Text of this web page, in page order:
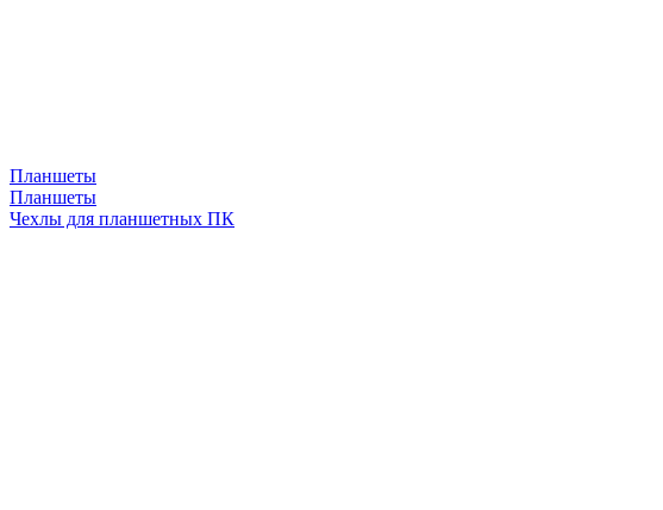
Планшеты
Планшеты
Чехлы для планшетных ПК